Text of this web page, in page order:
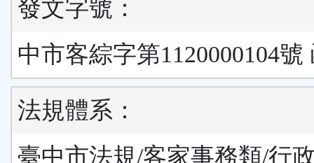
發文字號：
中市客綜字第1120000104號
法規體系：
臺中市法規/客家事務類/行